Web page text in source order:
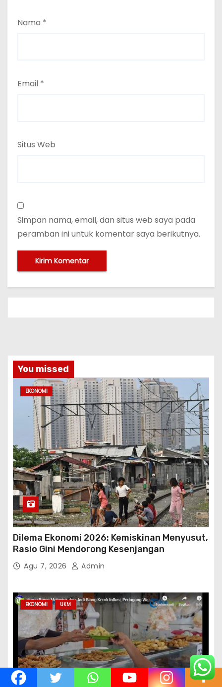
Nama *
Email *
Situs Web
Simpan nama, email, dan situs web saya pada
peramban ini untuk komentar saya berikutnya.
You missed
EKONOMI
Dilema Ekonomi 2026: Kemiskinan Menyusut,
Rasio Gini Mendorong Kesenjangan
Agu 7, 2026 Admin
EKONOMI UKM